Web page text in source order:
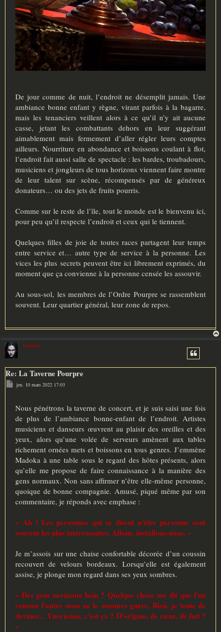
De jour comme de nuit, l’endroit ne désemplit jamais. Une
ambiance bonne enfant y règne, virant parfois à la bagarre,
mais les tenanciers veillent alors à ce qu’il n’y ait aucune
casse, jetant les combattants dehors en leur suggérant
aimablement mais fermement d’aller régler leurs comptes
ailleurs. Nourriture en abondance et boissons coulant à flot,
l’endroit fait aussi salle de spectacle : les bardes, troubadours,
musiciens et jongleurs de tous horizons viennent faire montre
de leur talent sur scène, récompensés par de généreux
donateurs… ou des jets de fruits pourris.
Comme sur le reste de l’île, tout le monde est le bienvenu ici,
pour peu qu’il respecte l’endroit et ceux qui le tiennent.
Quelques filles de joie de toutes races partagent leur temps
entre service et… autre type de service à la personne. Les
vices les plus secrets peuvent être ici librement exprimés, du
moment que ça convienne à la personne censée les assouvir.
Au sous-sol, les membres de l’Ordre Pourpre se rassemblent
souvent. Leur quartier général, leur zone de repos.
Cromax
Re: La Taverne Pourpre
M
e
a
g
e
jeu. 10 mars 2022 17:03
Nous pénétrons la taverne de concert, et je suis saisi une fois
de plus de l’ambiance bonne-enfant de l’endroit. Artistes
musiciens et danseurs œuvrent au plaisir des oreilles et des
yeux, alors qu’une volée de serveurs amènent aux tables
richement ornées mets et boissons en tous genres. J’emmène
Madoka à une table sous le regard des hôtes présents, alors
qu’elle me propose de faire connaissance à la manière des
gens normaux. Non sans affirmer n’être elle-même personne,
quoique de bonne compagnie. Amusé, piqué même par son
commentaire, je réponds avec emphase :
« Ah ! Les personnes qui se disent n'être personne sont
souvent les plus intéressantes. Allons, installons-nous. »
Je m’assois sur une chaise confortable décorée d’un coussin
recouvert de velours bordeaux. Lorsqu’elle est également
assise, je plonge mon regard dans ses yeux sombres.
« Des gens normaux hein ? Quelque chose me dit que l'un
comme l'autre nous ne le sommes guère. Bien, je tente de
deviner... Ynorienne, c'est ça ? D'origine, de cœur, de fait ?
»